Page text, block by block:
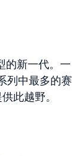
的新一代。一
列中最多的赛
此越野。